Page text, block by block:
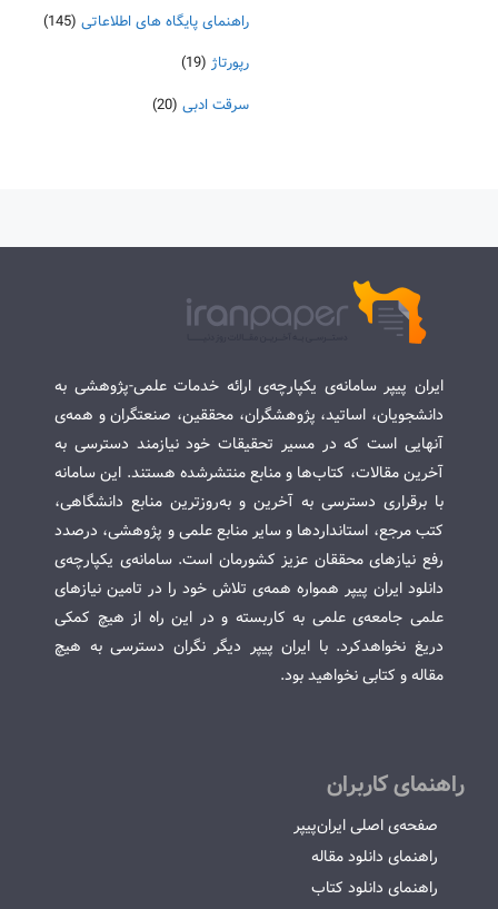
راهنمای پایگاه های اطلاعاتی (145)
رپورتاژ (19)
سرقت ادبی (20)
ایران پیپر سامانه‌ی یکپارچه‌ی ارائه خدمات علمی-پژوهشی به
دانشجویان، اساتید، پژوهشگران، محققین، صنعتگران و همه‌ی
آنهایی است که در مسیر تحقیقات خود نیازمند دسترسی به
آخرین مقالات، کتاب‌ها و منابع منتشرشده هستند. این سامانه
با برقراری دسترسی به آخرین و به‌روزترین منابع دانشگاهی،
کتب مرجع، استانداردها و سایر منابع علمی و پژوهشی، درصدد
رفع نیازهای محققان عزیز کشورمان است. سامانه‌ی یکپارچه‌ی
دانلود ایران پیپر همواره همه‌ی تلاش خود را در تامین نیازهای
علمی جامعه‌ی علمی به کاربسته و در این راه از هیچ کمکی
دریغ نخواهدکرد. با ایران پیپر دیگر نگران دسترسی به هیچ
مقاله و کتابی نخواهید بود.
راهنمای کاربران
صفحه‌ی اصلی ایران‌پیپر
راهنمای دانلود مقاله
راهنمای دانلود کتاب